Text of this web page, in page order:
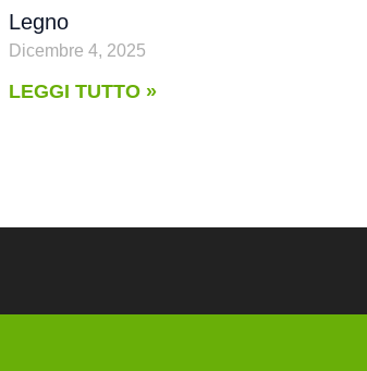
Legno
Dicembre 4, 2025
LEGGI TUTTO »